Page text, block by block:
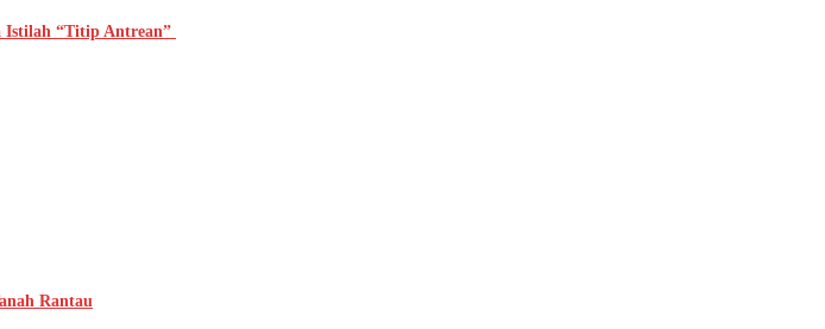
Istilah “Titip Antrean”
Rantau